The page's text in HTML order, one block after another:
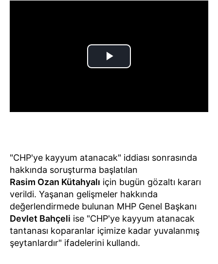
"CHP'ye kayyum atanacak" iddiası sonrasında
hakkında soruşturma başlatılan
Rasim Ozan Kütahyalı için bugün gözaltı kararı
verildi. Yaşanan gelişmeler hakkında
değerlendirmede bulunan MHP Genel Başkanı
Devlet Bahçeli ise "CHP'ye kayyum atanacak
tantanası koparanlar içimize kadar yuvalanmış
şeytanlardır" ifadelerini kullandı.